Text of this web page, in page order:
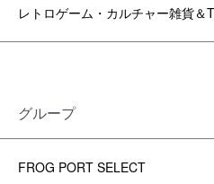
レトロゲーム・カルチャー雑貨＆
グループ
FROG PORT SELECT